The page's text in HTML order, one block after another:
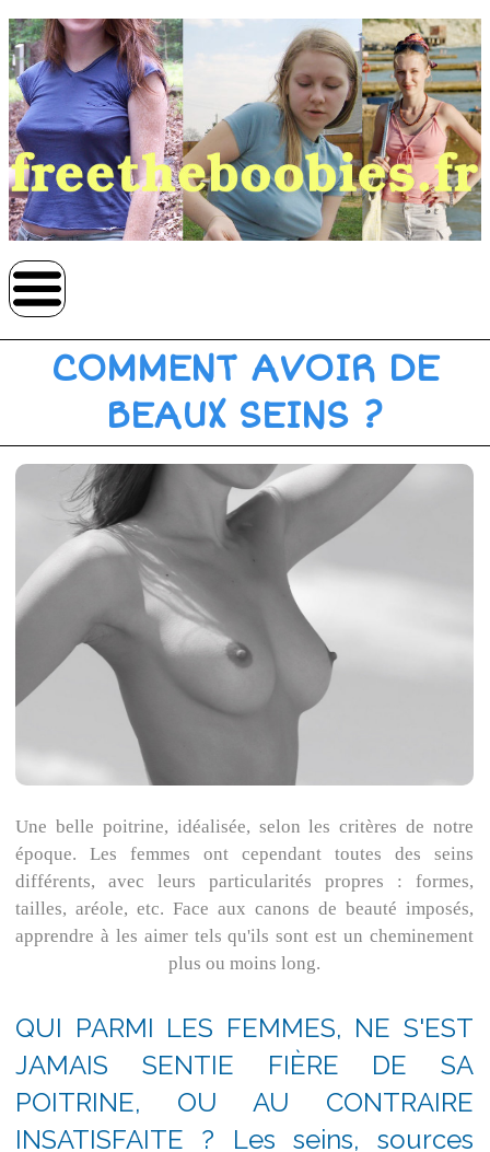
COMMENT AVOIR DE
BEAUX SEINS ?
Une belle poitrine, idéalisée, selon les critères de notre
époque. Les femmes ont cependant toutes des seins
différents, avec leurs particularités propres : formes,
tailles, aréole, etc. Face aux canons de beauté imposés,
apprendre à les aimer tels qu'ils sont est un cheminement
plus ou moins long.
QUI PARMI LES FEMMES, NE S'EST
JAMAIS SENTIE FIÈRE DE SA
POITRINE, OU AU CONTRAIRE
INSATISFAITE ? Les seins, sources